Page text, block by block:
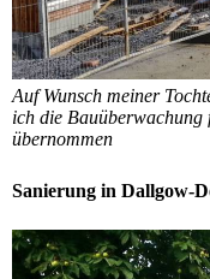
Auf Wunsch meiner
ich die
übernommen
Sanierung in Dallgow-